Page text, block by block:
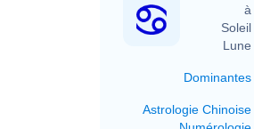
à
Soleil
Lune
Dominantes
Astrologie Chinoise